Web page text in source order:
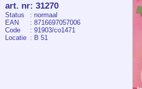
art. nr: 31270
Status
: normaal
EAN
: 8716697057006
Code
: 91903/co1471
Locatie : B 51